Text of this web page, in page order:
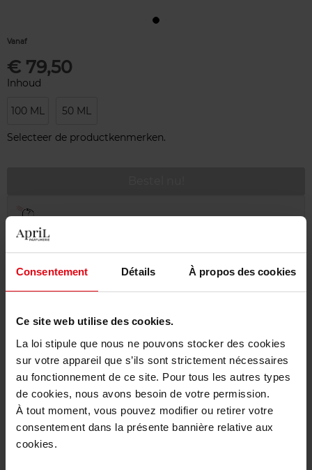
Consentement Détails À propos des cookies
Ce site web utilise des cookies.
La loi stipule que nous ne pouvons stocker des cookies
sur votre appareil que s’ils sont strictement nécessaires
au fonctionnement de ce site. Pour tous les autres types
de cookies, nous avons besoin de votre permission.
À tout moment, vous pouvez modifier ou retirer votre
consentement dans la présente bannière relative aux
cookies.
Vanaf
€ 79,50
Inhoud
100 ML 50 ML
Selecteer de productkenmerken.
Gratis retour in je winkelpunt
Gratis verpakking
Beschrijving
Gebruiksadvies
Karakteristieken